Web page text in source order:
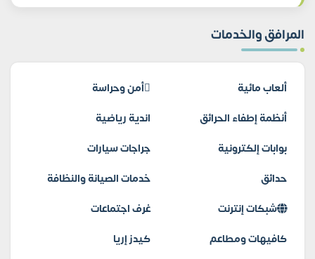
المرافق والخدمات
ألعاب مائية
أمن وحراسة
أنظمة إطفاء الحرائق
اندية رياضية
بوابات إلكترونية
جراجات سيارات
حدائق
خدمات الصيانة والنظافة
شبكات إنترنت
غرف اجتماعات
كافيهات ومطاعم
كيدز إريا